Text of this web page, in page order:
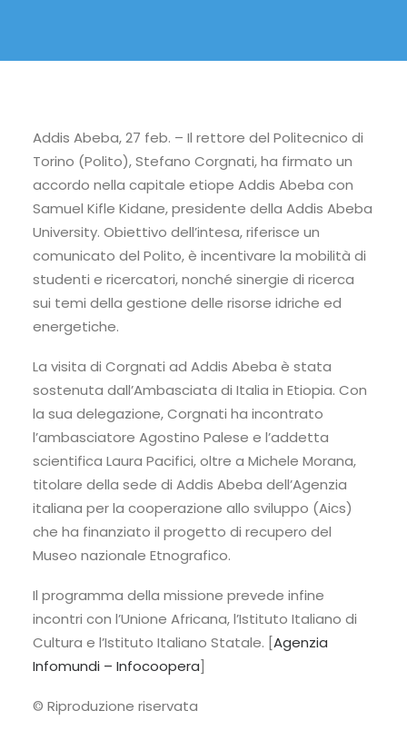
Addis Abeba, 27 feb. – Il rettore del Politecnico di
Torino (Polito), Stefano Corgnati, ha firmato un
accordo nella capitale etiope Addis Abeba con
Samuel Kifle Kidane, presidente della Addis Abeba
University. Obiettivo dell’intesa, riferisce un
comunicato del Polito, è incentivare la mobilità di
studenti e ricercatori, nonché sinergie di ricerca
sui temi della gestione delle risorse idriche ed
energetiche.
La visita di Corgnati ad Addis Abeba è stata
sostenuta dall’Ambasciata di Italia in Etiopia. Con
la sua delegazione, Corgnati ha incontrato
l’ambasciatore Agostino Palese e l’addetta
scientifica Laura Pacifici, oltre a Michele Morana,
titolare della sede di Addis Abeba dell’Agenzia
italiana per la cooperazione allo sviluppo (Aics)
che ha finanziato il progetto di recupero del
Museo nazionale Etnografico.
Il programma della missione prevede infine
incontri con l’Unione Africana, l’Istituto Italiano di
Cultura e l’Istituto Italiano Statale. [Agenzia
Infomundi – Infocoopera]
© Riproduzione riservata